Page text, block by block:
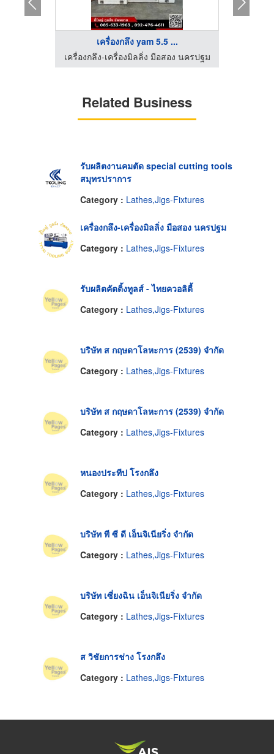
เครื่องกลึง yam 5.5 ...
เครื่องกลึง-เครื่องมิลลิ่ง มือสอง นครปฐม
Related Business
รับผลิตงานคมตัด special cutting tools
สมุทรปราการ
Category : Lathes,Jigs-Fixtures
เครื่องกลึง-เครื่องมิลลิ่ง มือสอง นครปฐม
Category : Lathes,Jigs-Fixtures
รับผลิตคัตติ้งทูลส์ - ไทยควอลิตี้
Category : Lathes,Jigs-Fixtures
บริษัท ส กฤษดาโลหะการ (2539) จำกัด
Category : Lathes,Jigs-Fixtures
บริษัท ส กฤษดาโลหะการ (2539) จำกัด
Category : Lathes,Jigs-Fixtures
หนองประทีป โรงกลึง
Category : Lathes,Jigs-Fixtures
บริษัท พี ซี ดี เอ็นจิเนียริ่ง จำกัด
Category : Lathes,Jigs-Fixtures
บริษัท เซี่ยงฉิน เอ็นจิเนียริ่ง จำกัด
Category : Lathes,Jigs-Fixtures
ส วิชัยการช่าง โรงกลึง
Category : Lathes,Jigs-Fixtures